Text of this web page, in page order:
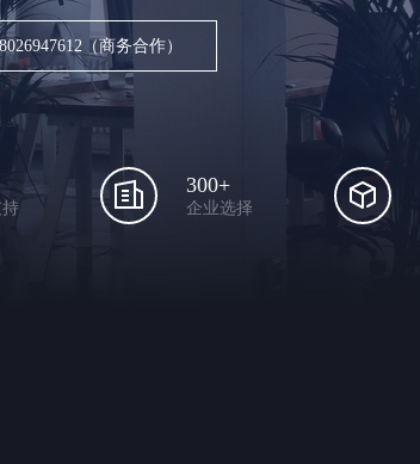
（商务合作）
300+
企业选择